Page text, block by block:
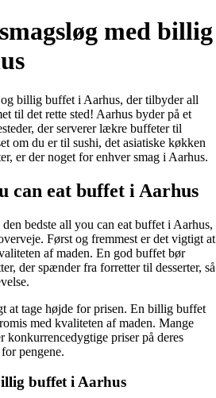
med billig
billig buffet i Aarhus, der tilbyder all
til det rette sted! Aarhus byder på et
der serverer lækre buffeter til
om du er til sushi, det asiatiske køkken
er der noget for enhver smag i Aarhus.
can eat buffet i Aarhus
bedste all you can eat buffet i Aarhus,
Først og fremmest er det vigtigt at
af maden. En god buffet bør
der spænder fra forretter til desserter, så
at tage højde for prisen. En billig buffet
med kvaliteten af maden. Mange
konkurrencedygtige priser på deres
pengene.
buffet i Aarhus